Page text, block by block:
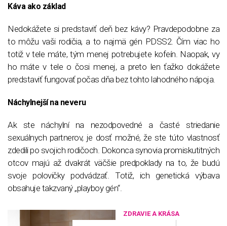
Káva ako základ
Nedokážete si predstaviť deň bez kávy? Pravdepodobne za
to môžu vaši rodičia, a to najmä gén PDSS2. Čím viac ho
totiž v tele máte, tým menej potrebujete kofeín. Naopak, vy
ho máte v tele o čosi menej, a preto len ťažko dokážete
predstaviť fungovať počas dňa bez tohto lahodného nápoja.
Náchylnejší na neveru
Ak ste náchylní na nezodpovedné a časté striedanie
sexuálnych partnerov, je dosť možné, že ste túto vlastnosť
zdedili po svojich rodičoch. Dokonca synovia promiskutitných
otcov majú až dvakrát väčšie predpoklady na to, že budú
svoje polovičky podvádzať. Totiž, ich genetická výbava
obsahuje takzvaný „playboy gén“.
ZDRAVIE A KRÁSA